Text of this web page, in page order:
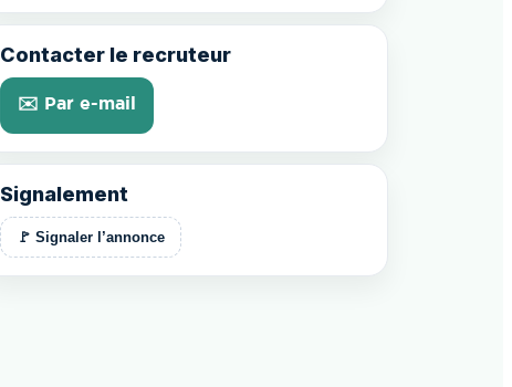
Contacter le recruteur
✉️ Par e-mail
Signalement
🚩 Signaler l’annonce